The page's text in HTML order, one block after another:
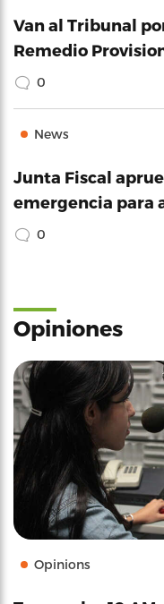
Van al Tribunal
Remedio
0
News
Junta Fiscal
emergencia para
0
Opiniones
Opinions